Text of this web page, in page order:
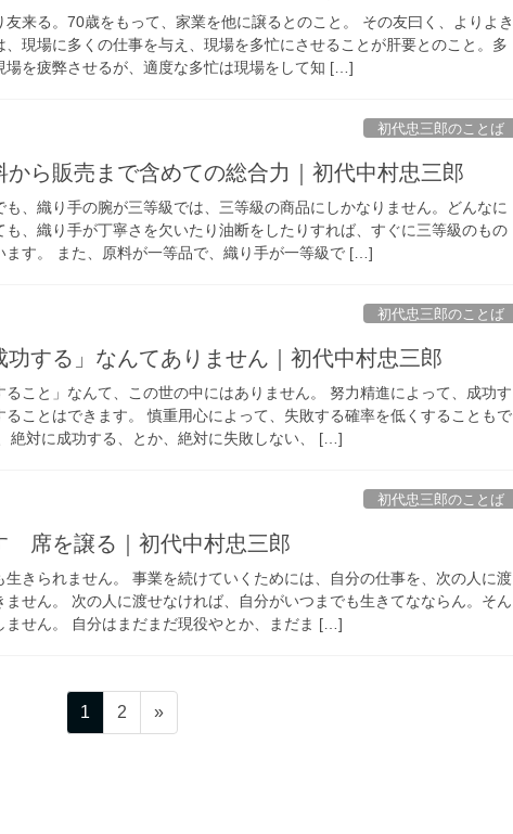
友来る。70歳をもって、家業を他に譲るとのこと。 その友曰く、よりよき
、現場に多くの仕事を与え、現場を多忙にさせることが肝要とのこと。多
場を疲弊させるが、適度な多忙は現場をして知 […]
初代忠三郎のことば
から販売まで含めての総合力｜初代中村忠三郎
も、織り手の腕が三等級では、三等級の商品にしかなりません。どんなに
も、織り手が丁寧さを欠いたり油断をしたりすれば、すぐに三等級のもの
ます。 また、原料が一等品で、織り手が一等級で […]
初代忠三郎のことば
功する」なんてありません｜初代中村忠三郎
ること」なんて、この世の中にはありません。 努力精進によって、成功す
ることはできます。 慎重用心によって、失敗する確率を低くすることもで
絶対に成功する、とか、絶対に失敗しない、 […]
初代忠三郎のことば
席を譲る｜初代中村忠三郎
生きられません。 事業を続けていくためには、自分の仕事を、次の人に渡
ません。 次の人に渡せなければ、自分がいつまでも生きてなならん。そん
ません。 自分はまだまだ現役やとか、まだま […]
固
定
1
固
定
2 »